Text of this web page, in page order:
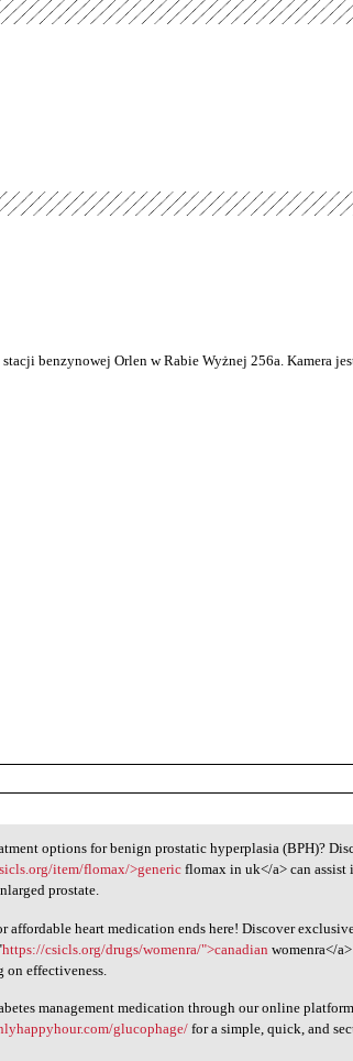
benzynowej Orlen w Rabie Wyżnej 256a. Kamera
options
options for benign prostatic hyperplasia (BPH)?
item/flomax/>generic flomax in uk</a> can
prostate.
affordable heart medication ends here! Discover
https://csicls.org/drugs/womenra/">canadian womenra</
on effectiveness.
management medication through our online
glucophage/ for a simple, quick, and